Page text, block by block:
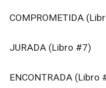
COMPROMETIDA
JURADA (Libro #7)
ENCONTRADA (Libro